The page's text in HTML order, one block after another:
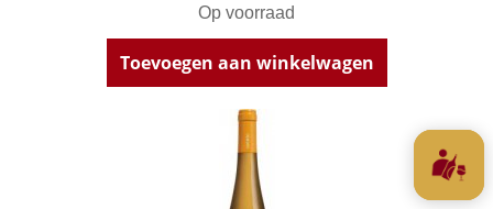
Op voorraad
Toevoegen aan winkelwagen